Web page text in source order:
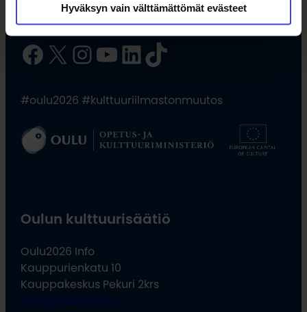
Hyväksyn vain välttämättömät evästeet
Seuraa meitä somessa
Facebook X InstagramYouTube LinkedIn TikTok
#oulu2026 #kulttuuriilmastonmuutos
Oulun kulttuurisäätiö
Oulu2026 Info
Kauppurienkatu 10
Kauppakeskus Pekuri 2krs
info@oulu2026.eu